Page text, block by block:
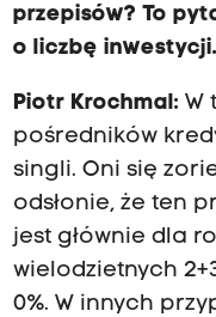
przepisów? To
o liczbę inwestycji.
Piotr Krochmal: W
pośredników
singli. Oni się
odsłonie, że ten
jest głównie dla
wielodzietnych
0%. W innych